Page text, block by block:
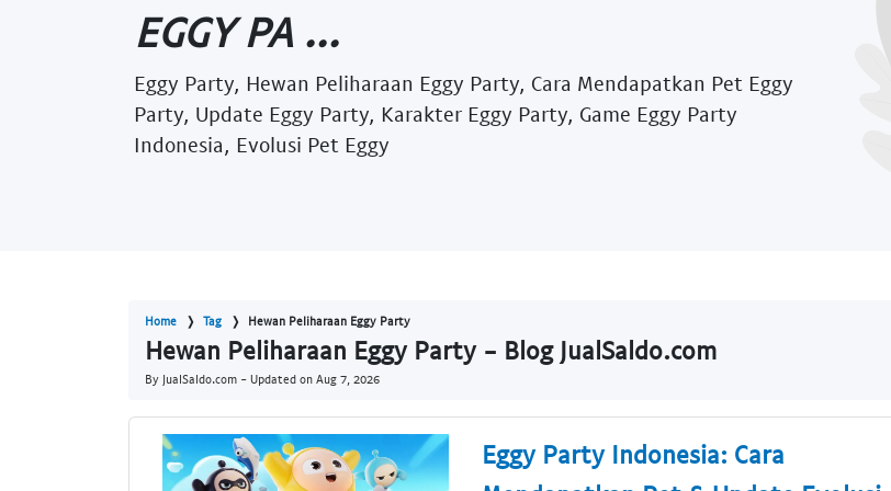
EGGY PA ...
Eggy Party, Hewan Peliharaan Eggy Party, Cara Mendapatkan Pet Eggy
Party, Update Eggy Party, Karakter Eggy Party, Game Eggy Party
Indonesia, Evolusi Pet Eggy
Home Tag Hewan Peliharaan Eggy Party
Hewan Peliharaan Eggy Party - Blog JualSaldo.com
By JualSaldo.com - Updated on Aug 7, 2026
Eggy Party Indonesia: Cara